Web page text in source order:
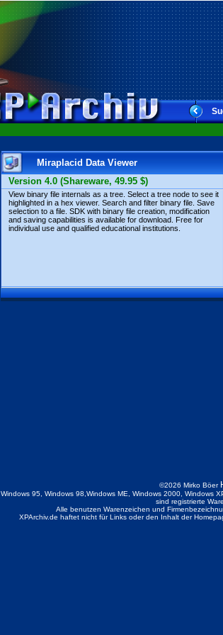
Miraplacid Data Viewer
Version 4.0 (Shareware, 49.95 $)
View binary file internals as a tree. Select a tree node to see it
highlighted in a hex viewer. Search and filter binary file. Save
selection to a file. SDK with binary file creation, modification
and saving capabilities is available for download. Free for
individual use and qualified educational institutions.
©2026 Mirko Böer
Windows 95, Windows 98,Windows ME, Windows 2000, Windows
sind registrierte
Alle benutzen Warenzeichen und
XPArchiv.de haftet nicht für Links oder den Inhalt der